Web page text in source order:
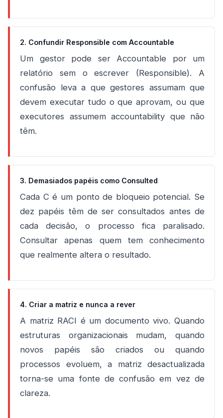
2. Confundir Responsible com Accountable
Um gestor pode ser Accountable por um
relatório sem o escrever (Responsible). A
confusão leva a que gestores assumam que
devem executar tudo o que aprovam, ou que
executores assumem accountability que não
têm.
3. Demasiados papéis como Consulted
Cada C é um ponto de bloqueio potencial. Se
dez papéis têm de ser consultados antes de
cada decisão, o processo fica paralisado.
Consultar apenas quem tem conhecimento
que realmente altera o resultado.
4. Criar a matriz e nunca a rever
A matriz RACI é um documento vivo. Quando
estruturas organizacionais mudam, quando
novos papéis são criados ou quando
processos evoluem, a matriz desactualizada
torna-se uma fonte de confusão em vez de
clareza.